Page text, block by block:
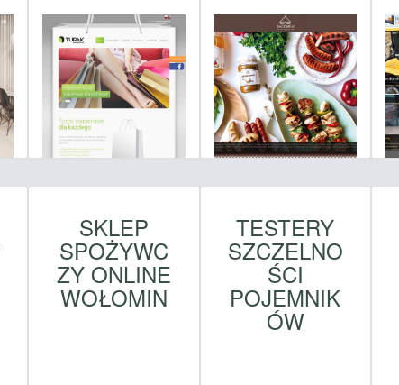
SKLEP
SPOŻYWC
ZY ONLINE
WOŁOMIN
TESTERY
SZCZELNO
ŚCI
POJEMNIK
ÓW